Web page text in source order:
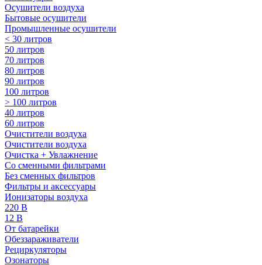
Осушители воздуха
Бытовые осушители
Промышленные осушители
< 30 литров
50 литров
70 литров
80 литров
90 литров
100 литров
> 100 литров
40 литров
60 литров
Очистители воздуха
Очистители воздуха
Очистка + Увлажнение
Cо сменными фильтрами
Без сменных фильтров
Фильтры и аксессуары
Ионизаторы воздуха
220 В
12 В
От батарейки
Обеззараживатели
Рециркуляторы
Озонаторы